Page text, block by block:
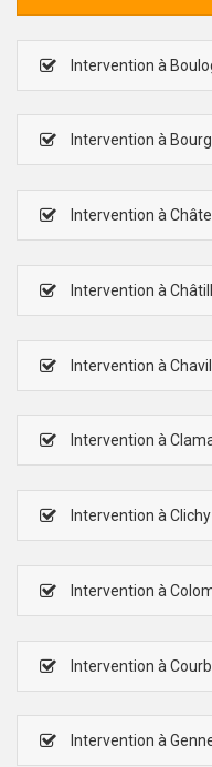
Intervention à
Intervention à
Intervention à
Intervention à
Intervention à
Intervention à
Intervention à
Intervention à
Intervention à
Intervention à